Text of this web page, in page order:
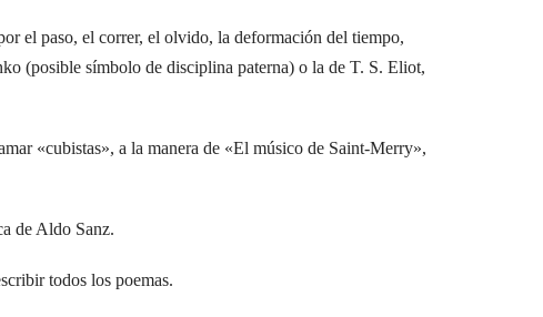
el paso, el correr, el olvido, la deformación del tiempo,
(posible símbolo de disciplina paterna) o la de T. S. Eliot,
«cubistas», a la manera de «El músico de Saint-Merry»,
de Aldo Sanz.
todos los poemas.